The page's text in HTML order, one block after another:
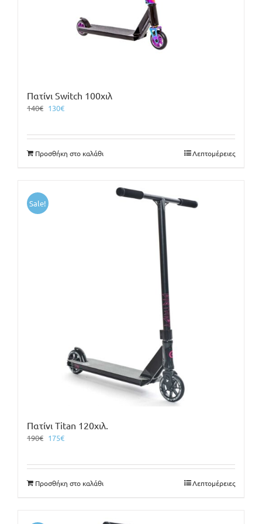
Πατίνι Switch 100χιλ
140€ Original
140€.
130€Η
είναι:
130€.
Προσθήκη στο καλάθι Λεπτομέρειες
Sale!
Πατίνι Titan 120χιλ.
190€ Original
190€.
175€Η
είναι:
175€.
Προσθήκη στο καλάθι Λεπτομέρειες